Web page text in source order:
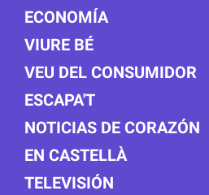
ECONOMÍA
VIURE BÉ
VEU DEL CONSUMIDOR
ESCAPA'T
NOTICIAS DE CORAZÓN
EN CASTELLÀ
TELEVISIÓN